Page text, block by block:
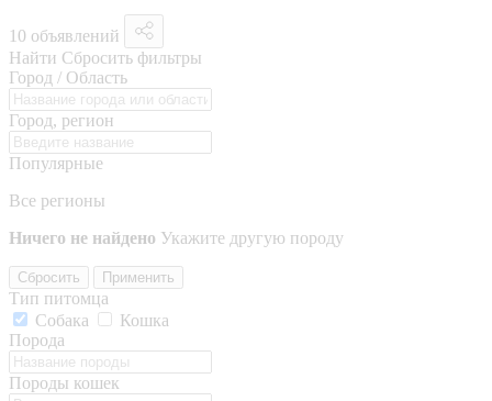
10 объявлений
Найти Сбросить фильтры
Город / Область
Город, регион
Популярные
Все регионы
Ничего не найдено Укажите другую породу
Сбросить Применить
Тип питомца
Собака
Кошка
Порода
Породы кошек